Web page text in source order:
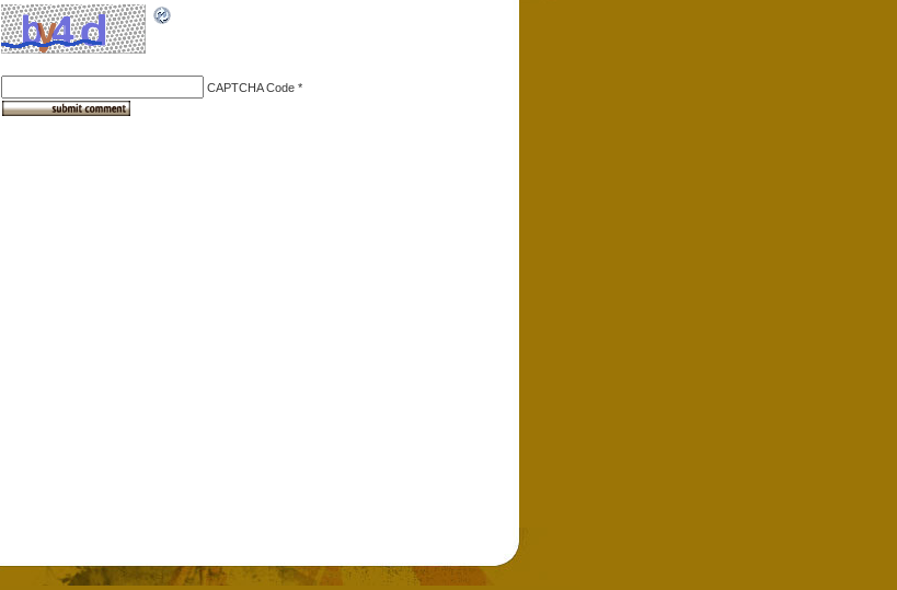
CAPTCHA Code *